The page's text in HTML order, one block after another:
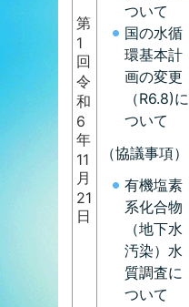
第
1
回
令
和
6
年
11
月
21
日
ついて
国の水循
環基本計
画の変更
（R6.8)に
ついて
（協議事項）
有機塩素
系化合物
（地下水
汚染）水
質調査に
ついて